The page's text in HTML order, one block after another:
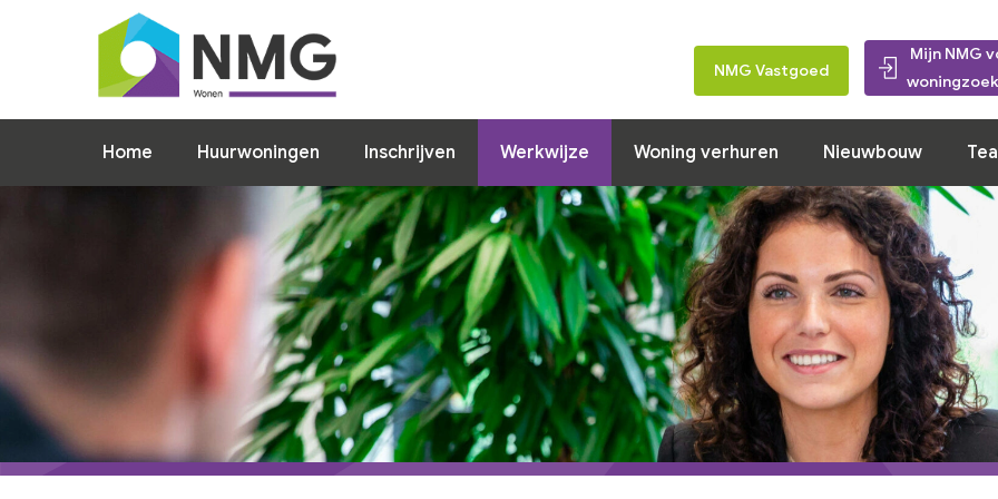
NMG Vastgoed
Mijn NMG
Home Huurwoningen Inschrijven Werkwijze Woning verhuren Nieuwbouw
Inschrijven Werkwijze Woning